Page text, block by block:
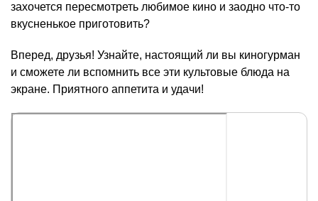
захочется пересмотреть любимое кино и заодно что-то
вкусненькое приготовить?
Вперед, друзья! Узнайте, настоящий ли вы киногурман
и сможете ли вспомнить все эти культовые блюда на
экране. Приятного аппетита и удачи!